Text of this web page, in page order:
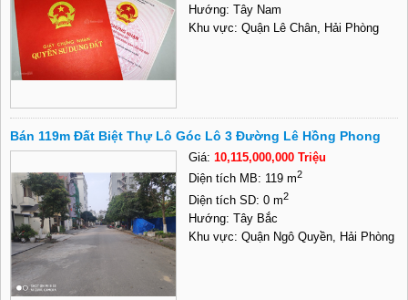
Hướng: Tây Nam
Khu vực: Quận Lê Chân, Hải Phòng
Bán 119m Đất Biệt Thự Lô Góc Lô 3 Đường Lê Hồng Phong
Giá: 10,115,000,000 Triệu
Diện tích MB: 119 m2
Diện tích SD: 0 m2
Hướng: Tây Bắc
Khu vực: Quận Ngô Quyền, Hải Phòng